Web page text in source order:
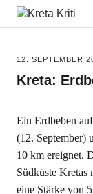
Kreta Kriti
12. SEPTEMBER
Kreta:
Ein Erdbeben
(12. September)
10 km ereignet.
Südküste Kretas
eine Stärke von